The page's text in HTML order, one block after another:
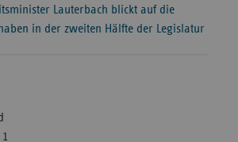
Lauterbach blickt auf die
in der zweiten Hälfte der Legislatur